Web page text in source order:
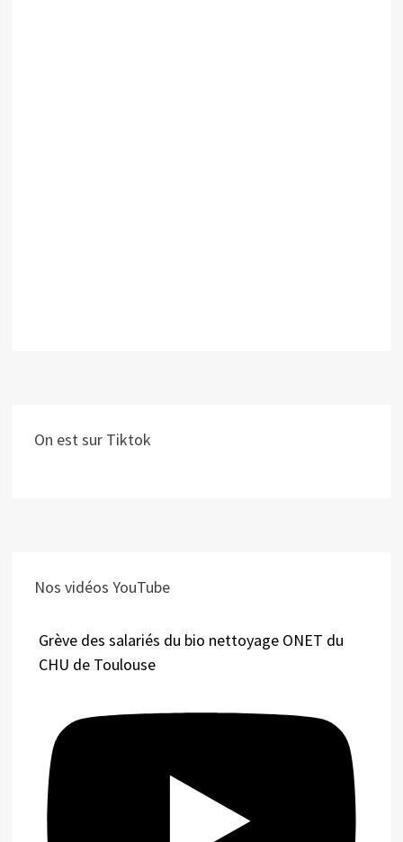
On est sur Tiktok
Nos vidéos YouTube
Grève des salariés du bio nettoyage ONET du
CHU de Toulouse